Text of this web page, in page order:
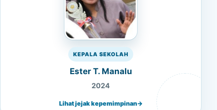
KEPALA SEKOLAH
Ester T. Manalu
2024
Lihat jejak kepemimpinan→